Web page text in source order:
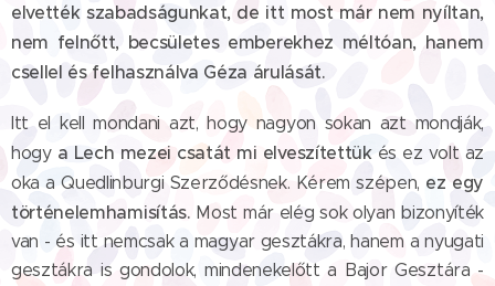
elvették szabadságunkat, de itt most már nem nyíltan,
nem felnőtt, becsületes emberekhez méltóan, hanem
csellel és felhasználva Géza árulását.
Itt el kell mondani azt, hogy nagyon sokan azt mondják,
hogy a Lech mezei csatát mi elveszítettükés ez volt az
oka a Quedlinburgi Szerződésnek. Kérem szépen, ez egy
történelemhamisítás. Most már elég sok olyan bizonyíték
van - és itt nemcsak a magyar gesztákra, hanem a nyugati
gesztákra is gondolok, mindenekelőtt a Bajor Gesztára -